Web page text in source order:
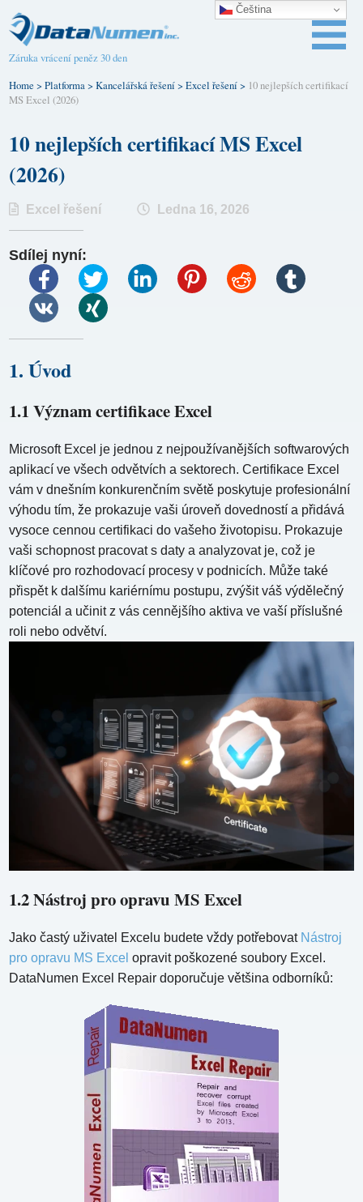
Záruka vrácení peněz 30 den
Home >Platforma>Kancelářská řešení>Excel řešení> 10 nejlepších certifikací
MS Excel (2026)
10 nejlepších certifikací MS Excel
(2026)
Excel řešení Ledna 16, 2026
Sdílej nyní:
1. Úvod
1.1 Význam certifikace Excel
Microsoft Excel je jednou z nejpoužívanějších softwarových
aplikací ve všech odvětvích a sektorech. Certifikace Excel
vám v dnešním konkurenčním světě poskytuje profesionální
výhodu tím, že prokazuje vaši úroveň dovedností a přidává
vysoce cennou certifikaci do vašeho životopisu. Prokazuje
vaši schopnost pracovat s daty a analyzovat je, což je
klíčové pro rozhodovací procesy v podnicích. Může také
přispět k dalšímu kariérnímu postupu, zvýšit váš výdělečný
potenciál a učinit z vás cennějšího aktiva ve vaší příslušné
roli nebo odvětví.
1.2 Nástroj pro opravu MS Excel
Jako častý uživatel Excelu budete vždy potřebovat Nástroj
pro opravu MS Excel opravit poškozené soubory Excel.
DataNumen Excel Repair doporučuje většina odborníků:
Čeština‎